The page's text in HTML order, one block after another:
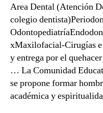
Area Dental (Atención
colegio
xMaxilofacial-Cirugías e
y entrega por el
… La Comunidad
se propone formar
académica y